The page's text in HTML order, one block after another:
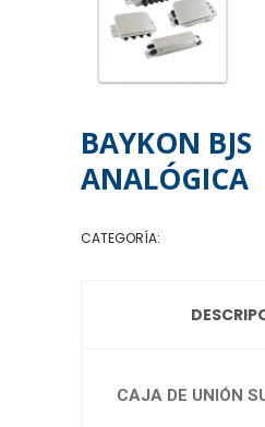
BAYKON BJS
ANALÓGICA
CATEGORÍA:
CAJA DE UNIÓN